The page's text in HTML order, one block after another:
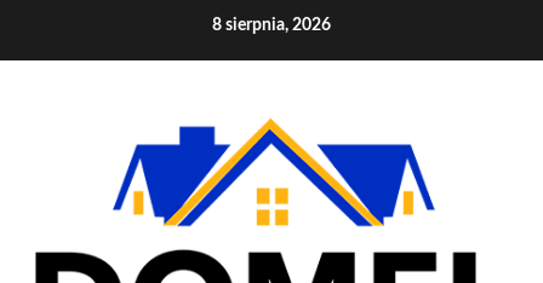
8 sierpnia, 2026